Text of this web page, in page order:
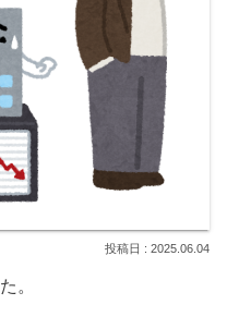
2025.06.04
。